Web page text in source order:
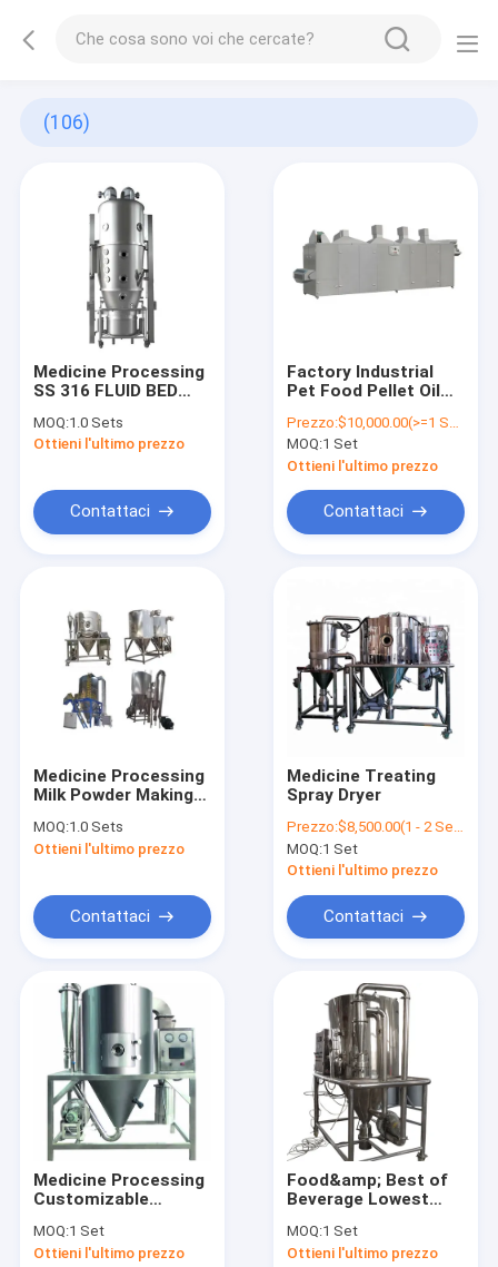
(106)
Medicine Processing
SS 316 FLUID BED
CHINA
MOQ:1.0 Sets
Ottieni l'ultimo prezzo
Contattaci
Factory Industrial
Pet Food Pellet Oil
Drying Food Drier
Machine
Prezzo:$10,000.00(>=1 Sets)
MOQ:1 Set
Ottieni l'ultimo prezzo
Contattaci
Medicine Processing
Milk Powder Making
Spray Dryer
MOQ:1.0 Sets
Ottieni l'ultimo prezzo
Contattaci
Medicine Treating
Spray Dryer
Prezzo:$8,500.00(1 - 2 Sets) $8,000.00(>=3 Sets)
MOQ:1 Set
Ottieni l'ultimo prezzo
Contattaci
Medicine Processing
Customizable
Powder Dryer High
Speed ​​Centrifugal
MOQ:1 Set
Ottieni l'ultimo prezzo
Food&amp; Best of
Beverage Lowest
Centrifugal Spray
Drying Machine
MOQ:1 Set
Ottieni l'ultimo prezzo